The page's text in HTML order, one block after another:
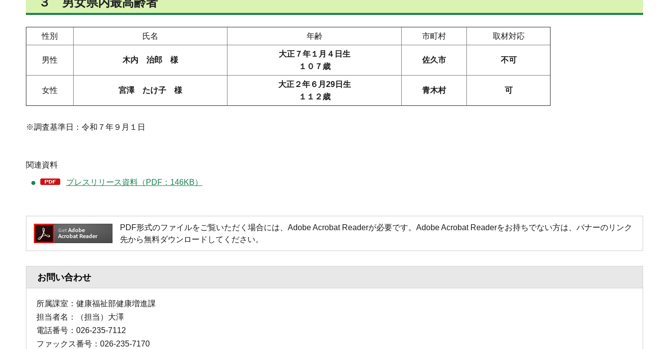
性別 氏名 年齢 市町村 取材対応
男性 木内 治郎 様
大正７年１月４日生
１０７歳
佐久市 不可
女性 宮澤 たけ子 様
大正２年６月29日生
１１２歳
青木村 可
※調査基準日：令和７年９月１日
関連資料
プレスリリース資料（PDF：146KB）
PDF形式のファイルをご覧いただく場合には、Adobe Acrobat Readerが必要です。Adobe Acrobat Readerをお持ちでない方は、バナーのリンク
先から無料ダウンロードしてください。
お問い合わせ
所属課室：健康福祉部健康増進課
担当者名：（担当）大澤
電話番号：026-235-7112
ファックス番号：026-235-7170